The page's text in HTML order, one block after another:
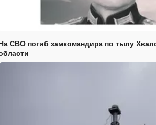
СВО погиб замкомандира по тылу